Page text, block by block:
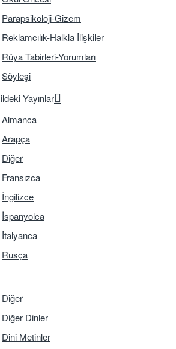
Parapsikoloji-Gizem
Reklamcılık-Halkla İlişkiler
Rüya Tabirleri-Yorumları
Söyleşi
Yayınlar
Almanca
Arapça
Diğer
Fransızca
İngilizce
İspanyolca
İtalyanca
Rusça
Diğer
Diğer Dinler
Dini Metinler